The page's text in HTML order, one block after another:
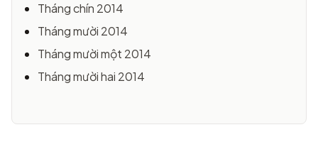
Tháng chín 2014
Tháng mười 2014
Tháng mười một 2014
Tháng mười hai 2014